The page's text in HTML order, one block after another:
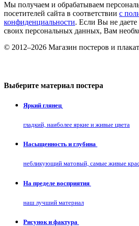
Мы получаем и обрабатываем
посетителей сайта в соответствии с
конфиденциальности. Если Вы не даете
своих персональных данных, Вам
© 2012–2026 Магазин постеров и
Выберите материал постера
Яркий глянец
гладкий, наиболее яркие и живые цвета
Насыщенность и глубина
небликующий матовый, самые живые
На пределе восприятия
наш лучший материал
Рисунок и фактура